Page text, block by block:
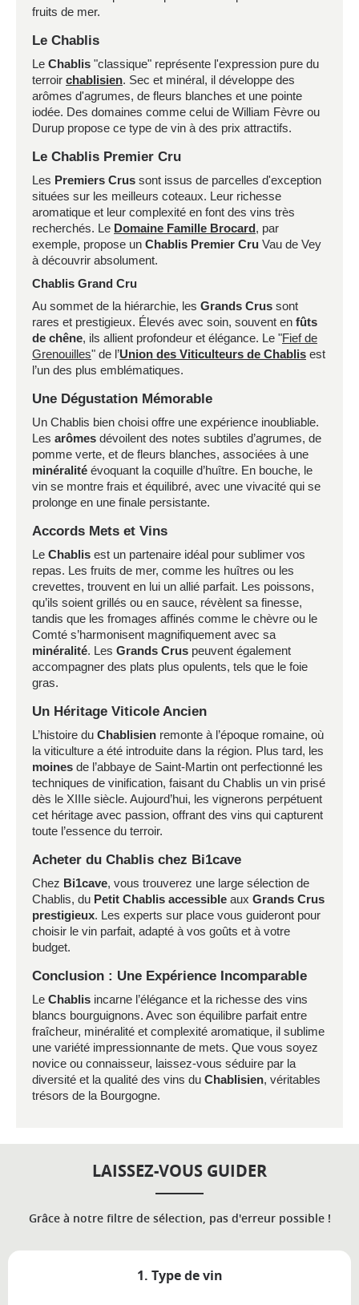
fruits de mer.
Le Chablis
Le Chablis "classique" représente l'expression pure du
terroir chablisien. Sec et minéral, il développe des
arômes d'agrumes, de fleurs blanches et une pointe
iodée. Des domaines comme celui de William Fèvre ou
Durup propose ce type de vin à des prix attractifs.
Le Chablis Premier Cru
Les Premiers Crus sont issus de parcelles d'exception
situées sur les meilleurs coteaux. Leur richesse
aromatique et leur complexité en font des vins très
recherchés. Le Domaine Famille Brocard , par
exemple, propose un Chablis Premier Cru Vau de Vey
à découvrir absolument.
Chablis Grand Cru
Au sommet de la hiérarchie, les Grands Crus sont
rares et prestigieux. Élevés avec soin, souvent en fûts
de chêne, ils allient profondeur et élégance. Le "Fief de
Grenouilles" de l’Union des Viticulteurs de Chablis est
l’un des plus emblématiques.
Une Dégustation Mémorable
Un Chablis bien choisi offre une expérience inoubliable.
Les arômes dévoilent des notes subtiles d’agrumes, de
pomme verte, et de fleurs blanches, associées à une
minéralité évoquant la coquille d’huître. En bouche, le
vin se montre frais et équilibré, avec une vivacité qui se
prolonge en une finale persistante.
Accords Mets et Vins
Le Chablis est un partenaire idéal pour sublimer vos
repas. Les fruits de mer, comme les huîtres ou les
crevettes, trouvent en lui un allié parfait. Les poissons,
qu’ils soient grillés ou en sauce, révèlent sa finesse,
tandis que les fromages affinés comme le chèvre ou le
Comté s’harmonisent magnifiquement avec sa
minéralité. Les Grands Crus peuvent également
accompagner des plats plus opulents, tels que le foie
gras.
Un Héritage Viticole Ancien
L’histoire du Chablisien remonte à l’époque romaine, où
la viticulture a été introduite dans la région. Plus tard, les
moines de l’abbaye de Saint-Martin ont perfectionné les
techniques de vinification, faisant du Chablis un vin prisé
dès le XIIIe siècle. Aujourd’hui, les vignerons perpétuent
cet héritage avec passion, offrant des vins qui capturent
toute l’essence du terroir.
Acheter du Chablis chez Bi1cave
Chez Bi1cave, vous trouverez une large sélection de
Chablis, du Petit Chablis accessible aux Grands Crus
prestigieux. Les experts sur place vous guideront pour
choisir le vin parfait, adapté à vos goûts et à votre
budget.
Conclusion : Une Expérience Incomparable
Le Chablis incarne l’élégance et la richesse des vins
blancs bourguignons. Avec son équilibre parfait entre
fraîcheur, minéralité et complexité aromatique, il sublime
une variété impressionnante de mets. Que vous soyez
novice ou connaisseur, laissez-vous séduire par la
diversité et la qualité des vins du Chablisien, véritables
trésors de la Bourgogne.
LAISSEZ-VOUS GUIDER
Grâce à notre filtre de sélection, pas d'erreur possible !
1. Type de vin